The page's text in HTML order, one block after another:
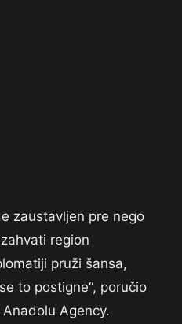
zaustavljen pre nego
region
pruži šansa,
to postigne“, poručio
Agency.